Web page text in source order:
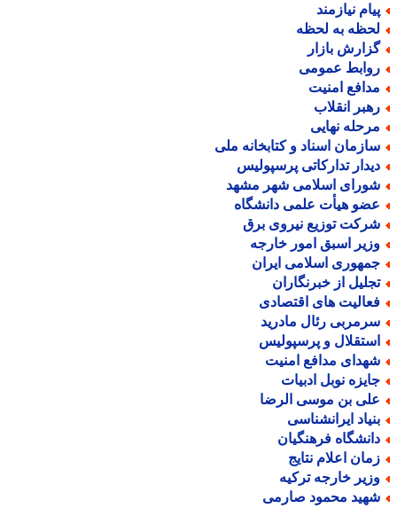
نیازمند
به لحظه
بازار
عمومی
امنیت
انقلاب
نهایی
اسناد و کتابخانه ملی
تدارکاتی پرسپولیس
اسلامی شهر مشهد
هیأت علمی دانشگاه
توزیع نیروی برق
اسبق امور خارجه
اسلامی ایران
از خبرنگاران
های اقتصادی
رئال مادرید
و پرسپولیس
مدافع امنیت
نوبل ادبیات
بن موسی الرضا
ایرانشناسی
فرهنگیان
اعلام نتایج
خارجه ترکیه
محمود صارمی